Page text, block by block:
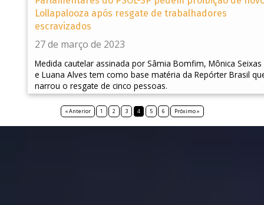
Lollapalooza após resgate de trabalhadores
escravizados
27 de março de 2023
Medida cautelar assinada por Sâmia Bomfim, Mônica Seixas
e Luana Alves tem como base matéria da Repórter Brasil
narrou o resgate de cinco pessoas.
« Anterior 1 2 3 4 5 6 Próximo »